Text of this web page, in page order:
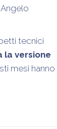
tecnici
la versione
mesi hanno